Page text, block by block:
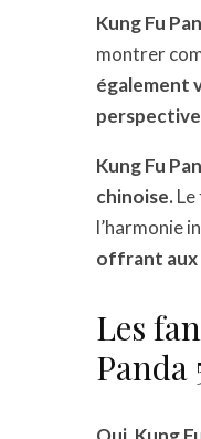
Kung Fu
montrer
également
Kung Fu
chinoise.
l’harmonie
offrant aux
Les
Panda